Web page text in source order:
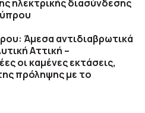
ηλεκτρικής διασύνδεσης
Άμεσα αντιδιαβρωτικά
Αττική –
οι καμένες εκτάσεις,
πρόληψης με το